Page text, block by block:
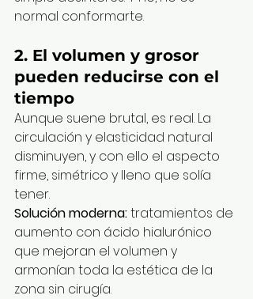
normal conformarte.
2. El volumen y grosor
pueden reducirse con el
tiempo
Aunque suene brutal, es real. La
circulación y elasticidad natural
disminuyen, y con ello el aspecto
firme, simétrico y lleno que solía
tener.
Solución moderna: tratamientos de
aumento con ácido hialurónico
que mejoran el volumen y
armonían toda la estética de la
zona sin cirugía.